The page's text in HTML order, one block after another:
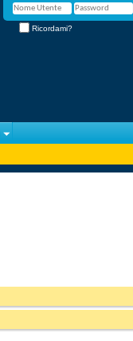
Ricordami?